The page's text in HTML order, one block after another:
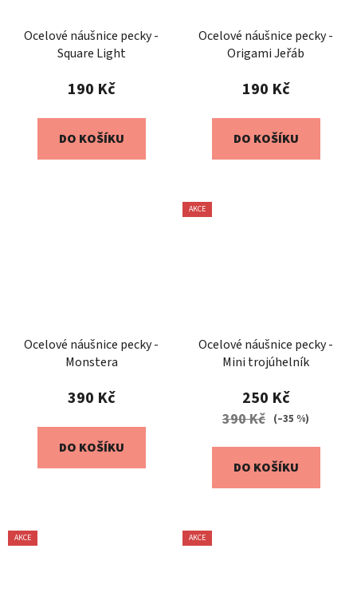
Ocelové náušnice pecky -
Square Light
190 Kč
DO KOŠÍKU
Ocelové náušnice pecky -
Origami Jeřáb
190 Kč
DO KOŠÍKU
Ocelové náušnice pecky -
Monstera
390 Kč
DO KOŠÍKU
AKCE
Ocelové náušnice pecky -
Mini trojúhelník
250 Kč
390 Kč (–35 %)
DO KOŠÍKU
AKCE AKCE